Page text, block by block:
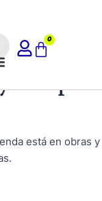
0
por
está en obras y